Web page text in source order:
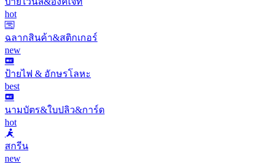
hot
ฉลากสินค้า&สติกเกอร์
new
ป้ายไฟ & อักษรโลหะ
best
นามบัตร&ใบปลิว&การ์ด
hot
สกรีน
new